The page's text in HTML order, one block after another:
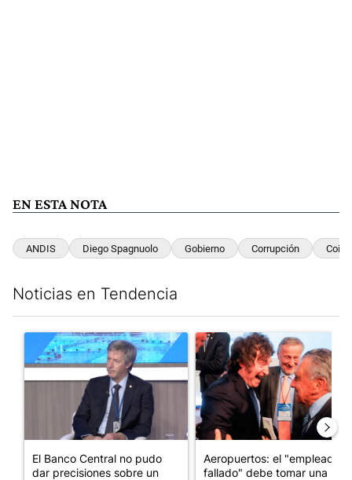
EN ESTA NOTA
ANDIS Diego Spagnuolo Gobierno Corrupción
Noticias en Tendencia
Un artículo de tendencia con el título "El Banco Central no
El Banco Central no pudo
dar precisiones sobre un
Un artículo de tendencia con
Aeropuertos: el "empleado
fallado" debe tomar una